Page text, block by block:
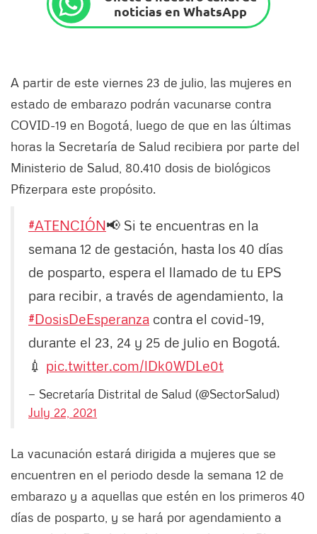
noticias en WhatsApp
A partir de este viernes 23 de julio, las mujeres en
estado de embarazo podrán vacunarse contra
COVID-19 en Bogotá, luego de que en las últimas
horas la Secretaría de Salud recibiera por parte del
Ministerio de Salud, 80.410 dosis de biológicos
Pfizerpara este propósito.
#ATENCIÓN📢 Si te encuentras en la
semana 12 de gestación, hasta los 40 días
de posparto, espera el llamado de tu EPS
para recibir, a través de agendamiento, la
#DosisDeEsperanza contra el covid-19,
durante el 23, 24 y 25 de julio en Bogotá.
💉 pic.twitter.com/lDk0WDLe0t
— Secretaría Distrital de Salud (@SectorSalud)
July 22, 2021
La vacunación estará dirigida a mujeres que se
encuentren en el periodo desde la semana 12 de
embarazo y a aquellas que estén en los primeros 40
días de posparto, y se hará por agendamiento a